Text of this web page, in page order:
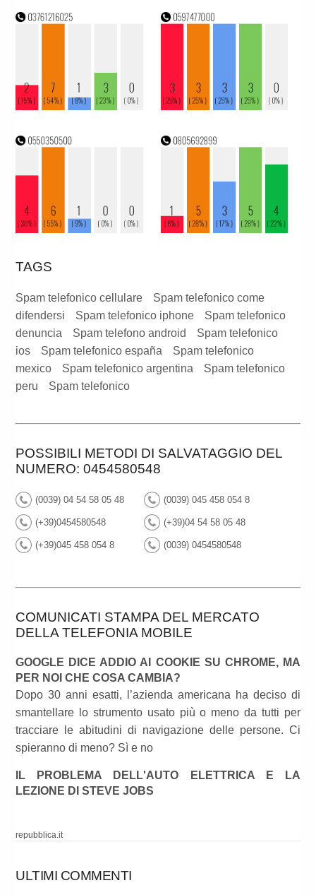
TAGS
Spam telefonico cellulare
Spam telefonico come
difendersi
Spam telefonico iphone
Spam telefonico
denuncia
Spam telefono android
Spam telefonico
ios
Spam telefonico españa
Spam telefonico
mexico
Spam telefonico argentina
Spam telefonico
peru
Spam telefonico
POSSIBILI METODI DI SALVATAGGIO DEL
NUMERO: 0454580548
(0039) 04 54 58 05 48 (0039) 045 458 054 8
(+39)0454580548 (+39)04 54 58 05 48
(+39)045 458 054 8 (0039) 0454580548
COMUNICATI STAMPA DEL MERCATO
DELLA TELEFONIA MOBILE
GOOGLE DICE ADDIO AI COOKIE SU CHROME, MA
PER NOI CHE COSA CAMBIA?
Dopo 30 anni esatti, l’azienda americana ha deciso di
smantellare lo strumento usato più o meno da tutti per
tracciare le abitudini di navigazione delle persone. Ci
spieranno di meno? Sì e no
IL PROBLEMA DELL'AUTO ELETTRICA E LA
LEZIONE DI STEVE JOBS
repubblica.it
ULTIMI COMMENTI